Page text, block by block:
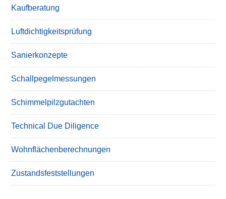
Kaufberatung
Luftdichtigkeitsprüfung
Sanierkonzepte
Schallpegelmessungen
Schimmelpilzgutachten
Technical Due Diligence
Wohnflächenberechnungen
Zustandsfeststellungen